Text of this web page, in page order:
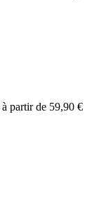
à partir de 59,90 €